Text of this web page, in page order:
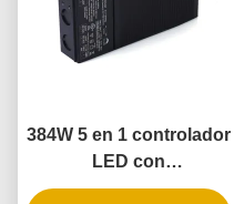
384W 5 en 1 controlador
LED con
oscurecimiento IP65